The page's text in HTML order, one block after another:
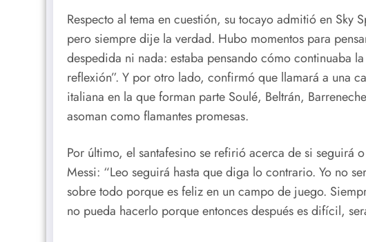
Respecto al tema en cuestión, su tocayo admitió en Sky
pero siempre dije la verdad. Hubo momentos para
despedida ni nada: estaba pensando cómo continuaba
reflexión”. Y por otro lado, confirmó que llamará a una
italiana en la que forman parte Soulé, Beltrán,
asoman como flamantes promesas.
Por último, el santafesino se refirió acerca de si seguirá
Messi: “Leo seguirá hasta que diga lo contrario. Yo no
sobre todo porque es feliz en un campo de juego.
no pueda hacerlo porque entonces después es difícil,